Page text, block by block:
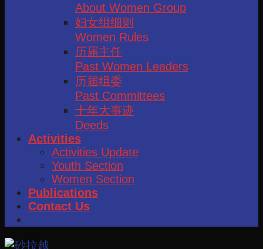
About Women Group
妇女组细则
Women Rules
历届主任
Past Women Leaders
历届组委
Past Committees
十年大事迹
Deeds
Activities
Activities Update
Youth Section
Women Section
Publications
Contact Us